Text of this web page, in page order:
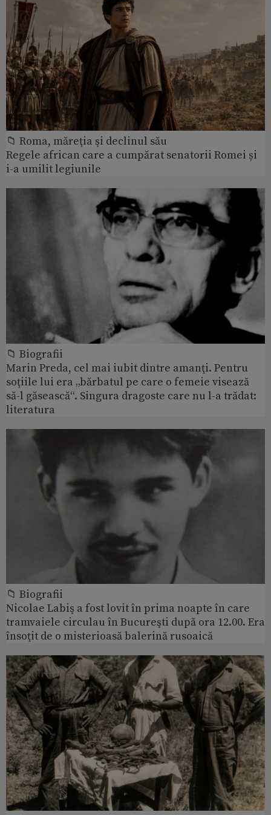
📁 Roma, măreţia şi declinul său
Regele african care a cumpărat senatorii Romei și
i-a umilit legiunile
📁 Biografii
Marin Preda, cel mai iubit dintre amanţi. Pentru
soţiile lui era „bărbatul pe care o femeie visează
să-l găsească“. Singura dragoste care nu l-a trădat:
literatura
📁 Biografii
Nicolae Labiş a fost lovit în prima noapte în care
tramvaiele circulau în Bucureşti după ora 12.00. Era
însoţit de o misterioasă balerină rusoaică